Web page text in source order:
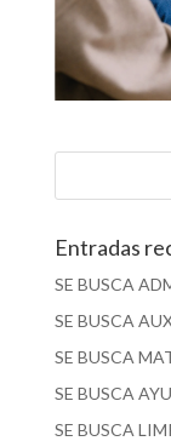
Entradas
SE BUSCA
SE BUSCA
SE BUSCA
SE BUSCA
SE BUSCA